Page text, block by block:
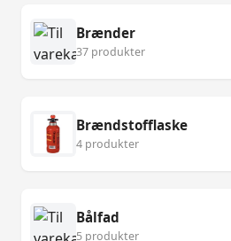
Brænder
37 produkter
Brændstofflaske
4 produkter
Bålfad
5 produkter